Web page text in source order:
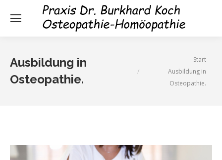
Ausbildung in
Osteopathie.
Sie befinden sich hier:Start
Ausbildung in
Osteopathie.